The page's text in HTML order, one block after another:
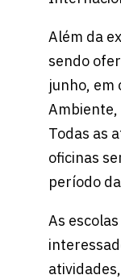
Além da
sendo
junho, em
Ambiente,
Todas as
oficinas
período
As